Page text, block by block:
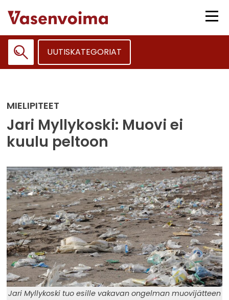
sisältöön
UUTISKATEGORIAT
MIELIPITEET
Jari Myllykoski: Muovi ei
kuulu peltoon
Jari Myllykoski tuo esille vakavan ongelman muovijätteen